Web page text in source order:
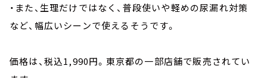
・また、生理だけではなく、普段使いや軽めの尿漏れ対策
など、幅広いシーンで使えるそうです。
価格は、税込1,990円。東京都の一部店舗で販売されてい